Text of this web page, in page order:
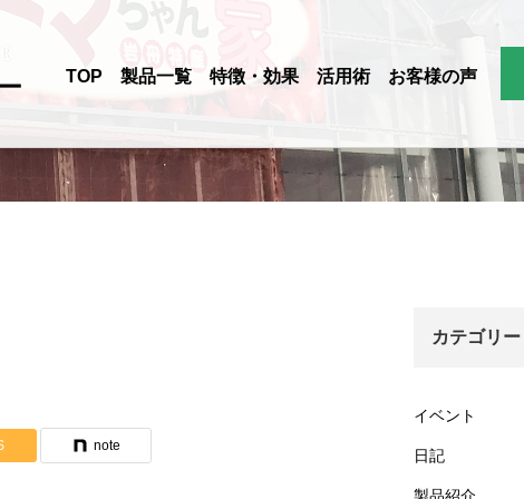
TOP 製品一覧 特徴・効果 活用術 お客様の声
note
カテゴリー
イベント
日記